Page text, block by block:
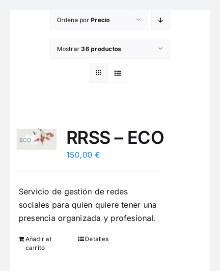
Ordena porPrecio
Mostrar36 productos
RRSS – ECO
150,00€
Servicio de gestión de redes
sociales para quien quiere tener una
presencia organizada y profesional.
Añadir al
carrito
Detalles